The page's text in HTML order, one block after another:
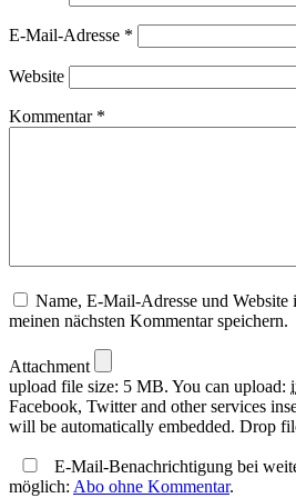
Angaben ohne Gewähr.
Angaben ohne Gewähr.
E-Mail-Adresse *
Website
Kommentar *
Name, E-Mail-Adresse und Website
meinen nächsten Kommentar speichern.
Attachment
upload file size: 5 MB. You can upload:
Facebook, Twitter and other services
will be automatically embedded. Drop
E-Mail-Benachrichtigung bei
möglich: Abo ohne Kommentar.